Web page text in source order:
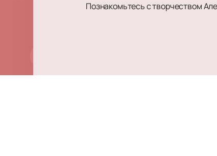
Познакомьтесь с творчеством